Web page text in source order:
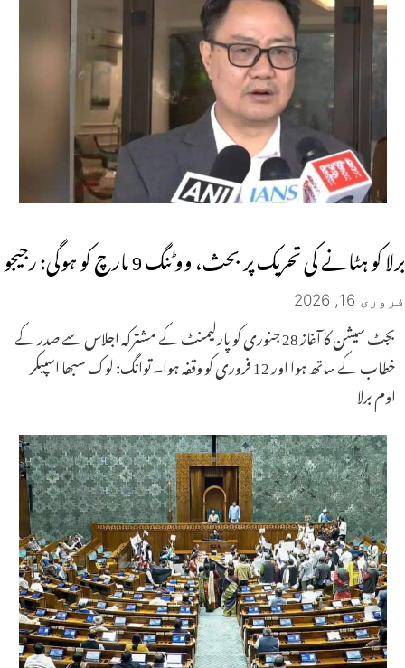
برلا کو ہٹانے کی تحریک پر بحث، ووٹنگ 9 مارچ کو ہوگی: رجیجو
فروری 16, 2026
بجٹ سیشن کا آغاز 28 جنوری کو پارلیمنٹ کے مشترکہ اجلاس سے صدر کے
خطاب کے ساتھ ہوا اور 12 فروری کو وقفہ ہوا۔ توانگ: لوک سبھا اسپیکر
اوم برلا